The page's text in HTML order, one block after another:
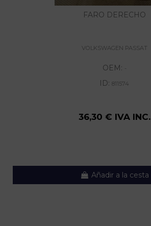
FARO DERECHO
VOLKSWAGEN PASSAT
OEM: -
ID: 811574
36,30 € IVA INC.
Añadir a la cesta